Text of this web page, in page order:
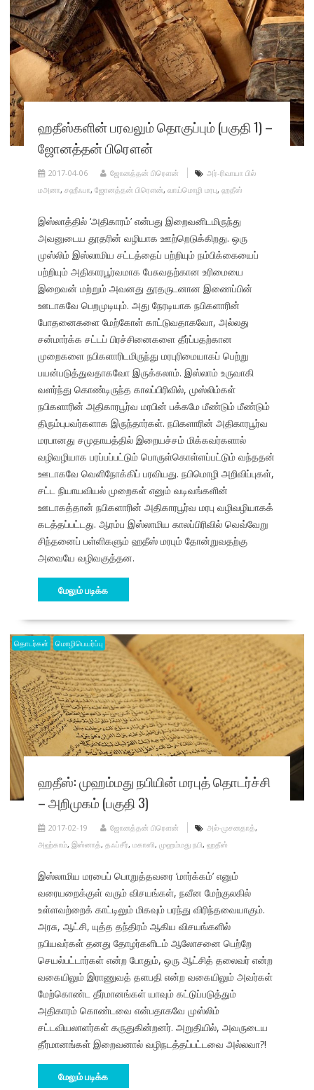
ஹதீஸ்களின் பரவலும் தொகுப்பும் (பகுதி 1) –
ஜோனத்தன் பிரௌன்
2017-04-06 ஜோனத்தன் பிரௌன்
அர்-ரிவாயா பில்
மஅனா, சஹீஃபா, ஜோனத்தன் பிரௌன், வாய்மொழி மரபு, ஹதீஸ்
இஸ்லாத்தில் ‘அதிகாரம்’ என்பது இறைவனிடமிருந்து
அவனுடைய தூதரின் வழியாக ஊற்றெடுக்கிறது. ஒரு
முஸ்லிம் இஸ்லாமிய சட்டத்தைப் பற்றியும் நம்பிக்கையைப்
பற்றியும் அதிகாரபூர்வமாக பேசுவதற்கான உரிமையை
இறைவன் மற்றும் அவனது தூதருடனான இணைப்பின்
ஊடாகவே பெறமுடியும். அது நேரடியாக நபிகளாரின்
போதனைகளை மேற்கோள் காட்டுவதாகவோ, அல்லது
சன்மார்க்க சட்டப் பிரச்சினைகளை தீர்ப்பதற்கான
முறைகளை நபிகளாரிடமிருந்து மரபுரிமையாகப் பெற்று
பயன்படுத்துவதாகவோ இருக்கலாம். இஸ்லாம் உருவாகி
வளர்ந்து கொண்டிருந்த காலப்பிரிவில், முஸ்லிம்கள்
நபிகளாரின் அதிகாரபூர்வ மரபின் பக்கமே மீண்டும் மீண்டும்
திரும்புபவர்களாக இருந்தார்கள். நபிகளாரின் அதிகாரபூர்வ
மரபானது சமுதாயத்தில் இறையச்சம் மிக்கவர்களால்
வழிவழியாக பரப்பப்பட்டும் பொருள்கொள்ளப்பட்டும் வந்ததன்
ஊடாகவே வெளிநோக்கிப் பரவியது. நபிமொழி அறிவிப்புகள்,
சட்ட நியாயவியல் முறைகள் எனும் வடிவங்களின்
ஊடாகத்தான் நபிகளாரின் அதிகாரபூர்வ மரபு வழிவழியாகக்
கடத்தப்பட்டது. ஆரம்ப இஸ்லாமிய காலப்பிரிவில் வெவ்வேறு
சிந்தனைப் பள்ளிகளும் ஹதீஸ் மரபும் தோன்றுவதற்கு
அவையே வழிவகுத்தன.
மேலும் படிக்க
தொடர்கள் மொழிபெயர்ப்பு
ஹதீஸ்: முஹம்மது நபியின் மரபுத் தொடர்ச்சி
– அறிமுகம் (பகுதி 3)
2017-02-19 ஜோனத்தன் பிரௌன் அல்-முசனதாத்,
அஹ்காம், இஸ்னாத், தஃப்சீர், மகாஸி, முஹம்மது நபி, ஹதீஸ்
இஸ்லாமிய மரபைப் பொறுத்தவரை ‘மார்க்கம்’ எனும்
வரையறைக்குள் வரும் விசயங்கள், நவீன மேற்குலகில்
உள்ளவற்றைக் காட்டிலும் மிகவும் பரந்து விரிந்தவையாகும்.
அரசு, ஆட்சி, யுத்த தந்திரம் ஆகிய விசயங்களில்
நபியவர்கள் தனது தோழர்களிடம் ஆலோசனை பெற்றே
செயல்பட்டார்கள் என்ற போதும், ஒரு ஆட்சித் தலைவர் என்ற
வகையிலும் இராணுவத் தளபதி என்ற வகையிலும் அவர்கள்
மேற்கொண்ட தீர்மானங்கள் யாவும் கட்டுப்படுத்தும்
அதிகாரம் கொண்டவை என்பதாகவே முஸ்லிம்
சட்டவியலாளர்கள் கருதுகின்றனர். அறுதியில், அவருடைய
தீர்மானங்கள் இறைவனால் வழிநடத்தப்பட்டவை அல்லவா?!
மேலும் படிக்க